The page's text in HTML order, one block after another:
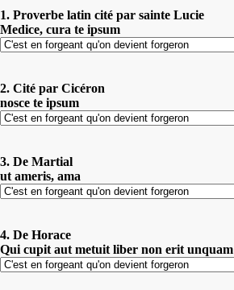
1. Proverbe latin cité par sainte Lucie
Medice, cura te ipsum
2. Cité par Cicéron
nosce te ipsum
3. De Martial
ut ameris, ama
4. De Horace
Qui cupit aut metuit liber non erit unquam